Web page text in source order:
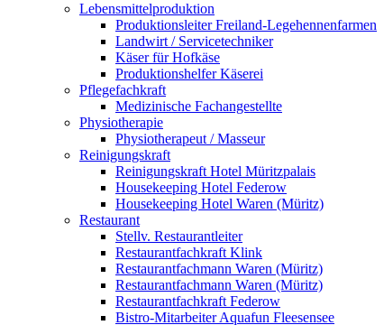
Lebensmittelproduktion
Produktionsleiter Freiland-Legehennenfarmen
Landwirt / Servicetechniker
Käser für Hofkäse
Produktionshelfer Käserei
Pflegefachkraft
Medizinische Fachangestellte
Physiotherapie
Physiotherapeut / Masseur
Reinigungskraft
Reinigungskraft Hotel Müritzpalais
Housekeeping Hotel Federow
Housekeeping Hotel Waren (Müritz)
Restaurant
Stellv. Restaurantleiter
Restaurantfachkraft Klink
Restaurantfachmann Waren (Müritz)
Restaurantfachmann Waren (Müritz)
Restaurantfachkraft Federow
Bistro-Mitarbeiter Aquafun Fleesensee